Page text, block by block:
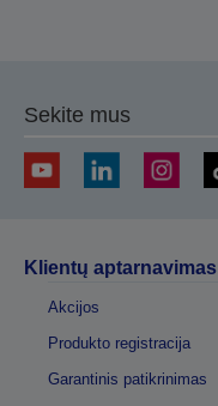
Sekite mus
Klientų aptarnavimas
Akcijos
Produkto registracija
Garantinis patikrinimas